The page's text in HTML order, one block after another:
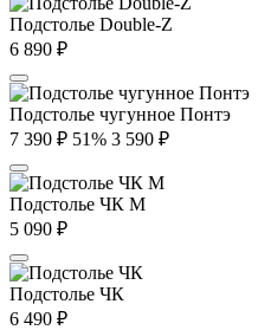
Подстолье Double-Z
6 890 ₽
Подстолье чугунное Понтэ
7 390 ₽ 51% 3 590 ₽
Подстолье ЧК М
5 090 ₽
Подстолье ЧК
6 490 ₽